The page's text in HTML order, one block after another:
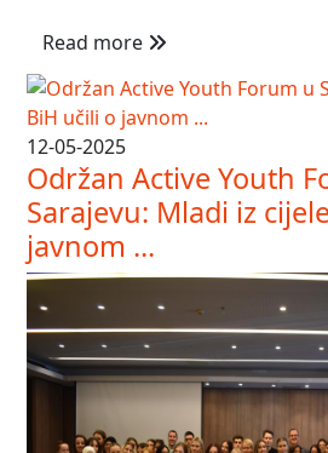
Read more
12-05-2025
Održan Active Youth
Sarajevu: Mladi iz
javnom ...